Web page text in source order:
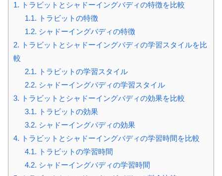
1. トラビットとシャドーイングバディの特徴を比較
1.1. トラビットの特徴
1.2. シャドーイングバディの特徴
2. トラビットとシャドーイングバディの学習スタイルを比
較
2.1. トラビットの学習スタイル
2.2. シャドーイングバディの学習スタイル
3. トラビットとシャドーイングバディの効果を比較
3.1. トラビットの効果
3.2. シャドーイングバディの効果
4. トラビットとシャドーイングバディの学習時間を比較
4.1. トラビットの学習時間
4.2. シャドーイングバディの学習時間